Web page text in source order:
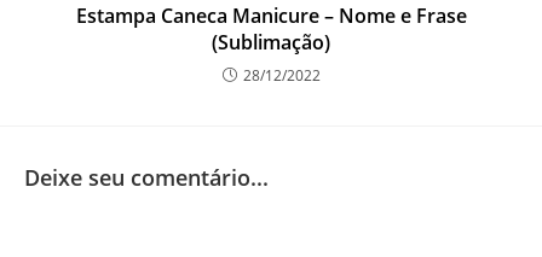
Estampa Caneca Manicure – Nome e Frase
(Sublimação)
28/12/2022
Deixe seu comentário...